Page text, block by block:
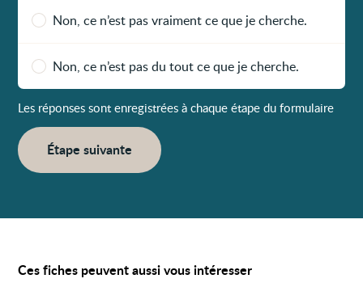
Non, ce n’est pas vraiment ce que je cherche.
Non, ce n’est pas du tout ce que je cherche.
Les réponses sont enregistrées à chaque étape du formulaire
Étape suivante
Ces fiches peuvent aussi vous intéresser